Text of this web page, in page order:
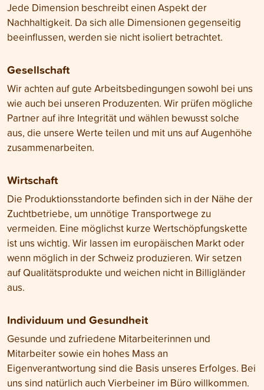
Jede Dimension beschreibt einen Aspekt der
Nachhaltigkeit. Da sich alle Dimensionen gegenseitig
beeinflussen, werden sie nicht isoliert betrachtet.
Gesellschaft
Wir achten auf gute Arbeitsbedingungen sowohl bei uns
wie auch bei unseren Produzenten. Wir prüfen mögliche
Partner auf ihre Integrität und wählen bewusst solche
aus, die unsere Werte teilen und mit uns auf Augenhöhe
zusammenarbeiten.
Wirtschaft
Die Produktionsstandorte befinden sich in der Nähe der
Zuchtbetriebe, um unnötige Transportwege zu
vermeiden. Eine möglichst kurze Wertschöpfungskette
ist uns wichtig. Wir lassen im europäischen Markt oder
wenn möglich in der Schweiz produzieren. Wir setzen
auf Qualitätsprodukte und weichen nicht in Billigländer
aus.
Individuum und Gesundheit
Gesunde und zufriedene Mitarbeiterinnen und
Mitarbeiter sowie ein hohes Mass an
Eigenverantwortung sind die Basis unseres Erfolges. Bei
uns sind natürlich auch Vierbeiner im Büro willkommen.